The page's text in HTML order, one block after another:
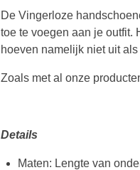
De Vingerloze
toe te voegen aan je outfit.
hoeven namelijk niet uit
Zoals met al onze
Details
Maten: Lengte van